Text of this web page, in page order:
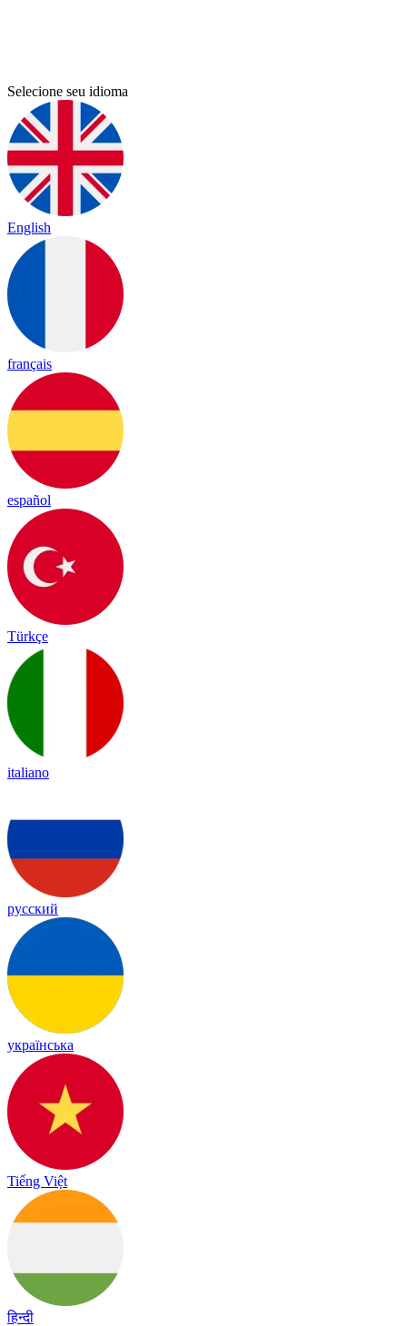
Selecione seu idioma
English
français
español
Türkçe
italiano
русский
українська
Tiếng Việt
हिन्दी